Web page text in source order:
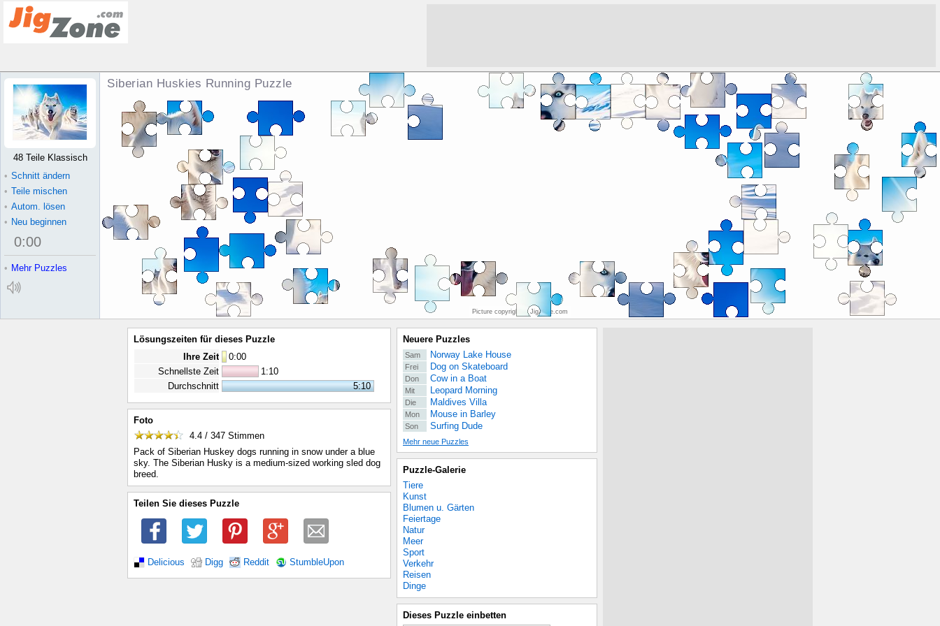
Siberian Huskies Running Puzzle
Picture copyright © JigZone.com
48 Teile Klassisch
• Schnitt ändern
• Teile mischen
• Autom. lösen
• Neu beginnen
0:00
• Mehr Puzzles
Lösungszeiten für dieses Puzzle
Ihre Zeit
0:00
Schnellste Zeit
1:10
Durchschnitt
5:10
Foto
4.4 / 347 Stimmen
Pack of Siberian Huskey dogs running in snow under a blue
sky. The Siberian Husky is a medium-sized working sled dog
breed.
Teilen Sie dieses Puzzle
Delicious Digg Reddit StumbleUpon
Neuere Puzzles
Sam Norway Lake House
Frei Dog on Skateboard
Don Cow in a Boat
Mit Leopard Morning
Die Maldives Villa
Mon Mouse in Barley
Son Surfing Dude
Mehr neue Puzzles
Puzzle-Galerie
Tiere
Kunst
Blumen u. Gärten
Feiertage
Natur
Meer
Sport
Verkehr
Reisen
Dinge
Dieses Puzzle einbetten